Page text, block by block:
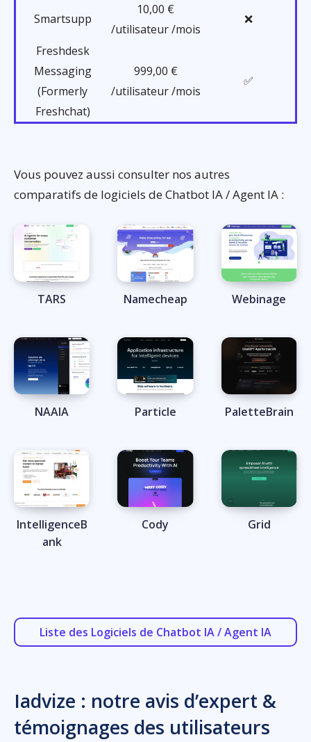
Smartsupp
10,00 €
/utilisateur /mois
❌
Freshdesk
Messaging
(Formerly
Freshchat)
999,00 €
/utilisateur /mois
✅
Vous pouvez aussi consulter nos autres
comparatifs de logiciels de Chatbot IA / Agent IA :
TARS Namecheap Webinage
NAAIA Particle PaletteBrain
IntelligenceB
ank
Cody Grid
Liste des Logiciels de Chatbot IA / Agent IA
Iadvize : notre avis d’expert &
témoignages des utilisateurs